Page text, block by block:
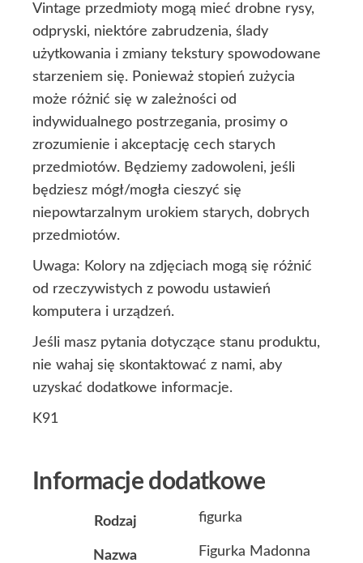
Vintage przedmioty mogą mieć drobne rysy,
odpryski, niektóre zabrudzenia, ślady
użytkowania i zmiany tekstury spowodowane
starzeniem się. Ponieważ stopień zużycia
może różnić się w zależności od
indywidualnego postrzegania, prosimy o
zrozumienie i akceptację cech starych
przedmiotów. Będziemy zadowoleni, jeśli
będziesz mógł/mogła cieszyć się
niepowtarzalnym urokiem starych, dobrych
przedmiotów.
Uwaga: Kolory na zdjęciach mogą się różnić
od rzeczywistych z powodu ustawień
komputera i urządzeń.
Jeśli masz pytania dotyczące stanu produktu,
nie wahaj się skontaktować z nami, aby
uzyskać dodatkowe informacje.
K91
Informacje dodatkowe
Rodzaj figurka
Nazwa Figurka Madonna